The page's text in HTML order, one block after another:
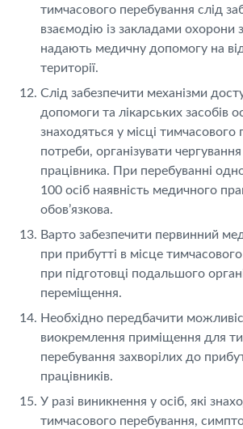
тимчасового перебування слід
взаємодію із закладами охорони
надають медичну допомогу на
території.
Слід забезпечити механізми
допомоги та лікарських засобів
знаходяться у місці тимчасового
потреби, організувати
працівника. При перебуванні
100 осіб наявність медичного
обов’язкова.
Варто забезпечити первинний
при прибутті в місце
при підготовці подальшого
переміщення.
Необхідно передбачити
виокремлення приміщення для
перебування захворілих до
працівників.
У разі виникнення у осіб, які
тимчасового перебування,